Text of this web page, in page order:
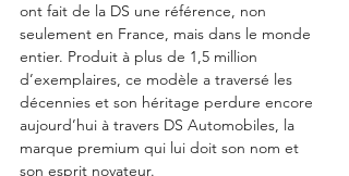
ont fait de la DS une référence, non
seulement en France, mais dans le monde
entier. Produit à plus de 1,5 million
d’exemplaires, ce modèle a traversé les
décennies et son héritage perdure encore
aujourd’hui à travers DS Automobiles, la
marque premium qui lui doit son nom et
son esprit novateur.